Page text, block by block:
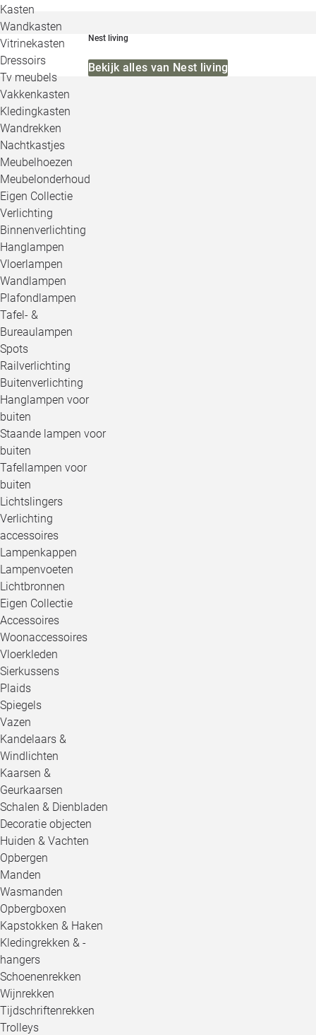
Kasten
Wandkasten
Vitrinekasten
Dressoirs
Tv meubels
Vakkenkasten
Kledingkasten
Wandrekken
Nachtkastjes
Meubelhoezen
Meubelonderhoud
Eigen Collectie
Verlichting
Binnenverlichting
Hanglampen
Vloerlampen
Wandlampen
Plafondlampen
Tafel- &
Bureaulampen
Spots
Railverlichting
Buitenverlichting
Hanglampen voor
buiten
Staande lampen voor
buiten
Tafellampen voor
buiten
Lichtslingers
Verlichting
accessoires
Lampenkappen
Lampenvoeten
Lichtbronnen
Eigen Collectie
Accessoires
Woonaccessoires
Vloerkleden
Sierkussens
Plaids
Spiegels
Vazen
Kandelaars &
Windlichten
Kaarsen &
Geurkaarsen
Schalen & Dienbladen
Decoratie objecten
Huiden & Vachten
Opbergen
Manden
Wasmanden
Opbergboxen
Kapstokken & Haken
Kledingrekken & -
hangers
Schoenenrekken
Wijnrekken
Tijdschriftenrekken
Trolleys
Nest living
Bekijk alles van Nest living